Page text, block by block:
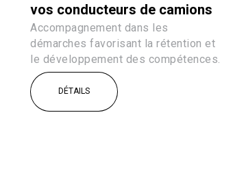
vos conducteurs de camions
Accompagnement dans les
démarches favorisant la rétention et
le développement des compétences.
DÉTAILS